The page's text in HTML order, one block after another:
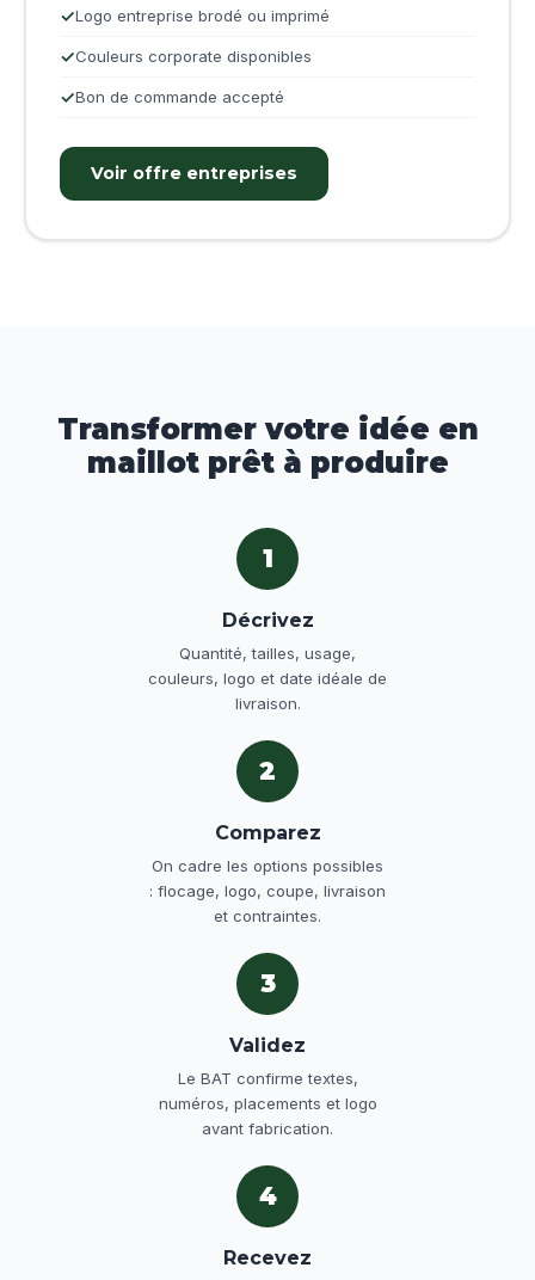
Logo entreprise brodé ou imprimé
Couleurs corporate disponibles
Bon de commande accepté
Voir offre entreprises
Transformer votre idée en
maillot prêt à produire
1
Décrivez
Quantité, tailles, usage,
couleurs, logo et date idéale de
livraison.
2
Comparez
On cadre les options possibles
: flocage, logo, coupe, livraison
et contraintes.
3
Validez
Le BAT confirme textes,
numéros, placements et logo
avant fabrication.
4
Recevez